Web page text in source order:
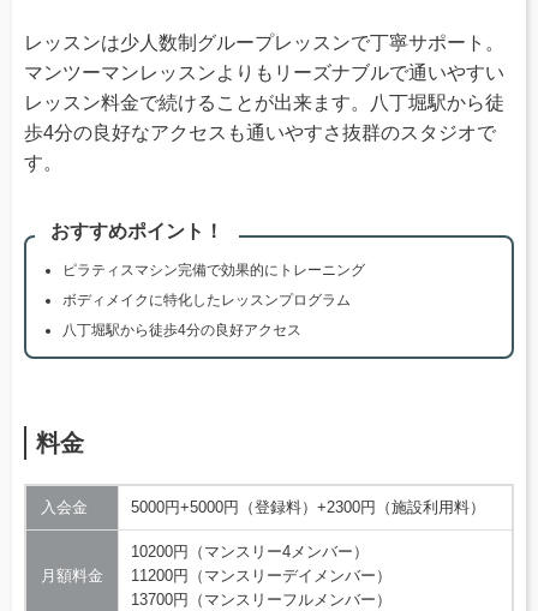
レッスンは少人数制グループレッスンで丁寧サポート。
マンツーマンレッスンよりもリーズナブルで通いやすい
レッスン料金で続けることが出来ます。八丁堀駅から徒
歩4分の良好なアクセスも通いやすさ抜群のスタジオで
す。
おすすめポイント！
ピラティスマシン完備で効果的にトレーニング
ボディメイクに特化したレッスンプログラム
八丁堀駅から徒歩4分の良好アクセス
料金
入会金 5000円+5000円（登録料）+2300円（施設利用料）
月額料金
10200円（マンスリー4メンバー）
11200円（マンスリーデイメンバー）
13700円（マンスリーフルメンバー）